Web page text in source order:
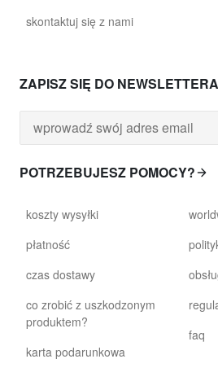
skontaktuj się z nami
ZAPISZ SIĘ DO NEWSLETTERA
POTRZEBUJESZ POMOCY?
koszty wysyłki
płatność
czas dostawy
co zrobić z uszkodzonym
produktem?
karta podarunkowa
faq